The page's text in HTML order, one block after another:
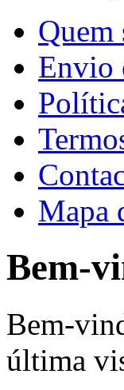
Quem
Envio
Mapa
Bem-
Bem-
última